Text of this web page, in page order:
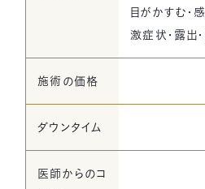
目がかすむ・
激症状・露出
施術の価格
ダウンタイム
医師からのコ